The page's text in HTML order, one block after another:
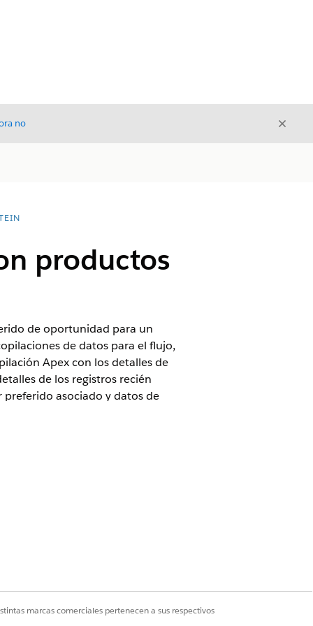
no Cerrar
productos
de oportunidad para un
de datos para el flujo,
Apex con los detalles de
de los registros recién
asociado y datos de
Agentforce for Automotive Edition
for Automotive para
marcas comerciales pertenecen a sus respectivos